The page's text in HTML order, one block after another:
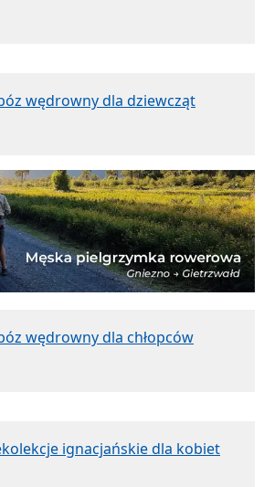
wędrowny dla dziewcząt
wędrowny dla chłopców
ignacjańskie dla kobiet